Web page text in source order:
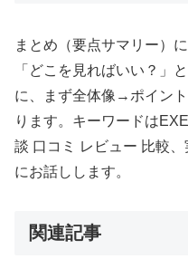
まとめ（要点サマリー）
「どこを見ればいい？」
に、まず全体像→ポイン
ります。キーワードは
談 口コミ レビュー 比較
にお話しします。
AIPW-
関連記事